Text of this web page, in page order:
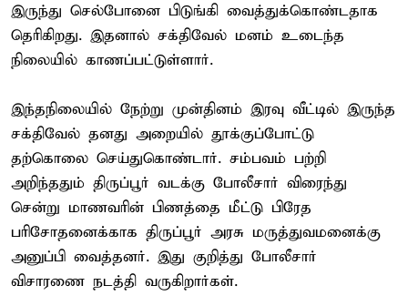
இருந்து செல்போனை பிடுங்கி வைத்துக்கொண்டதாக
தெரிகிறது. இதனால் சக்திவேல் மனம் உடைந்த
நிலையில் காணப்பட்டுள்ளார்.
இந்தநிலையில் நேற்று முன்தினம் இரவு வீட்டில் இருந்த
சக்திவேல் தனது அறையில் தூக்குப்போட்டு
தற்கொலை செய்துகொண்டார். சம்பவம் பற்றி
அறிந்ததும் திருப்பூர் வடக்கு போலீசார் விரைந்து
சென்று மாணவரின் பிணத்தை மீட்டு பிரேத
பரிசோதனைக்காக திருப்பூர் அரசு மருத்துவமனைக்கு
அனுப்பி வைத்தனர். இது குறித்து போலீசார்
விசாரணை நடத்தி வருகிறார்கள்.